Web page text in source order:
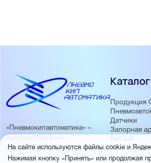
«Пневмокипавтоматика» –
интернет-магазин
промышленного оборудования
Каталог
Продукция
Датчики
Запорная
КИПиА
Приводная
На сайте используются файлы cookie и
Нажимая кнопку «Принять» или продолжая